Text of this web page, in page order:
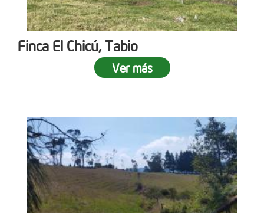
Finca El Chicú, Tabio
Ver más